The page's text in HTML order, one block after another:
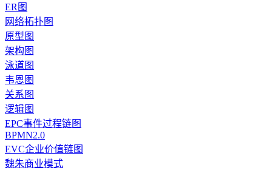
ER图
网络拓扑图
原型图
架构图
泳道图
韦恩图
关系图
逻辑图
EPC事件过程链图
BPMN2.0
EVC企业价值链图
魏朱商业模式